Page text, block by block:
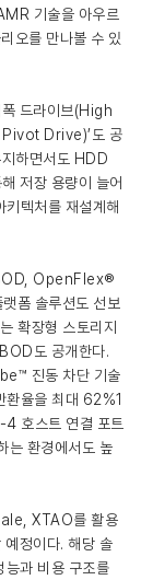
기술을 아우르
오를 만나볼 수 있
드라이브(High
Drive)’도 공
하면서도 HDD
저장 용량이 늘어
텍처를 재설계해
OpenFlex®
폼 솔루션도 선보
확장형 스토리지
도 공개한다.
진동 차단 기술
환율을 최대 62%1
호스트 연결 포트
는 환경에서도 높
XTAO를 활용
예정이다. 해당 솔
능과 비용 구조를